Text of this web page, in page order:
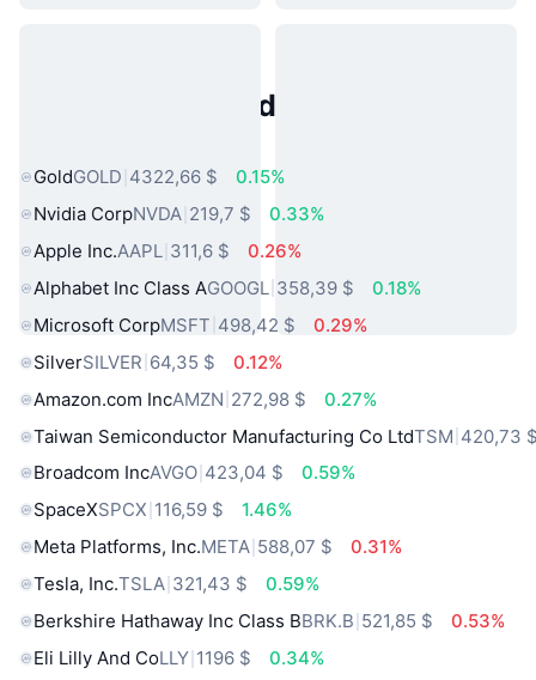
Activos del Mundo Real
GoldGOLD 4322,66 $
0.15%
Nvidia CorpNVDA 219,7 $
0.33%
Apple Inc.AAPL 311,6 $
0.26%
Alphabet Inc Class AGOOGL 358,39 $
0.18%
Microsoft CorpMSFT 498,42 $
0.29%
SilverSILVER 64,35 $
0.12%
Amazon.com IncAMZN 272,98 $
0.27%
Taiwan Semiconductor Manufacturing Co LtdTSM 420,73
Broadcom IncAVGO 423,04 $
0.59%
SpaceXSPCX 116,59 $
1.46%
Meta Platforms, Inc.META 588,07 $
0.31%
Tesla, Inc.TSLA 321,43 $
0.59%
Berkshire Hathaway Inc Class BBRK.B 521,85 $
0.53%
Eli Lilly And CoLLY 1196 $
0.34%